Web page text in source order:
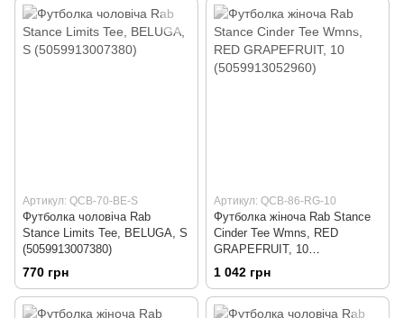
Артикул: QCB-70-BE-S
Футболка чоловіча Rab
Stance Limits Tee, BELUGA, S
(5059913007380)
770 грн
Артикул: QCB-86-RG-10
Футболка жіноча Rab Stance
Cinder Tee Wmns, RED
GRAPEFRUIT, 10
(5059913052960)
1 042 грн